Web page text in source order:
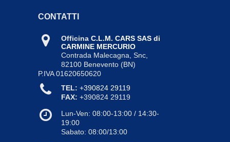
CONTATTI
Officina C.L.M. CARS SAS di
CARMINE MERCURIO
Contrada Malecagna, Snc,
82100 Benevento (BN)
P.IVA 01620650620
TEL: +390824 29119
FAX: +390824 29119
Lun-Ven: 08:00-13:00 / 14:30-
19:00
Sabato: 08:00/13:00